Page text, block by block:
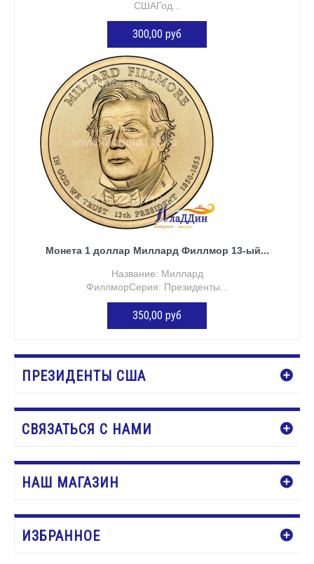
СШАГод...
300,00 руб
ДОБАВИТЬ В КОРЗИНУ
Монета 1 доллар Миллард Филлмор 13-ый...
Название: Миллард
ФиллморСерия: Президенты...
350,00 руб
ПРЕЗИДЕНТЫ США
СВЯЗАТЬСЯ С НАМИ
НАШ МАГАЗИН
ИЗБРАННОЕ